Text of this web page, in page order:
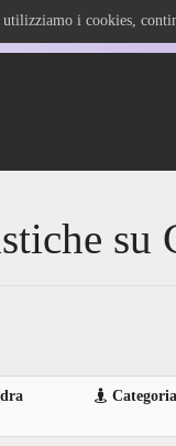
i cookies,
su
Categoria